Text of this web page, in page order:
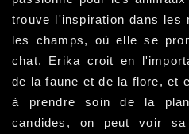
trouve l'inspiration dans les
les champs, où elle se
chat. Erika croit en
de la faune et de la flore, et
à prendre soin de la
candides, on peut voir